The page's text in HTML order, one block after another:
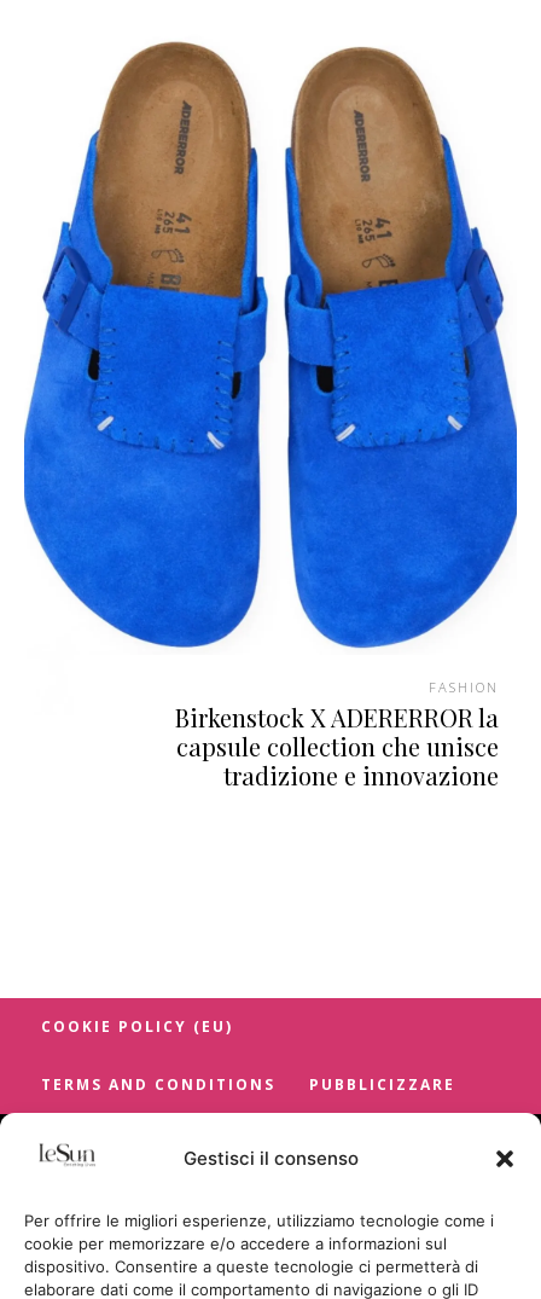
Gestisci il consenso
Per offrire le migliori esperienze, utilizziamo tecnologie come i
cookie per memorizzare e/o accedere a informazioni sul
dispositivo. Consentire a queste tecnologie ci permetterà di
elaborare dati come il comportamento di navigazione o gli ID
FASHION
Birkenstock X ADERERROR la
capsule collection che unisce
tradizione e innovazione
COOKIE POLICY (EU)
TERMS AND CONDITIONS PUBBLICIZZARE